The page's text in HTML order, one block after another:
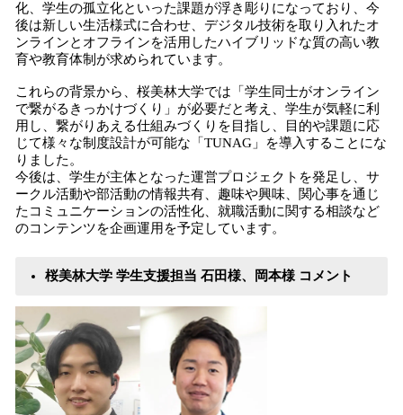
化、学生の孤立化といった課題が浮き彫りになっており、今
後は新しい生活様式に合わせ、デジタル技術を取り入れたオ
ンラインとオフラインを活用したハイブリッドな質の高い教
育や教育体制が求められています。
これらの背景から、桜美林大学では「学生同士がオンライン
で繋がるきっかけづくり」が必要だと考え、学生が気軽に利
用し、繋がりあえる仕組みづくりを目指し、目的や課題に応
じて様々な制度設計が可能な「TUNAG」を導入することにな
りました。
今後は、学生が主体となった運営プロジェクトを発足し、サ
ークル活動や部活動の情報共有、趣味や興味、関心事を通じ
たコミュニケーションの活性化、就職活動に関する相談など
のコンテンツを企画運用を予定しています。
桜美林大学 学生支援担当 石田様、岡本様 コメント